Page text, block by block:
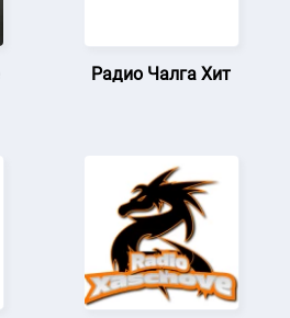
Радио Чалга Хит